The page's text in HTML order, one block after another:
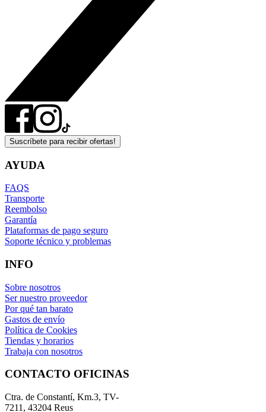
Suscríbete para recibir ofertas!
AYUDA
FAQS
Transporte
Reembolso
Garantía
Plataformas de pago seguro
Soporte técnico y problemas
INFO
Sobre nosotros
Ser nuestro proveedor
Por qué tan barato
Gastos de envío
Política de Cookies
Tiendas y horarios
Trabaja con nosotros
CONTACTO OFICINAS
Ctra. de Constantí, Km.3, TV-
7211, 43204 Reus